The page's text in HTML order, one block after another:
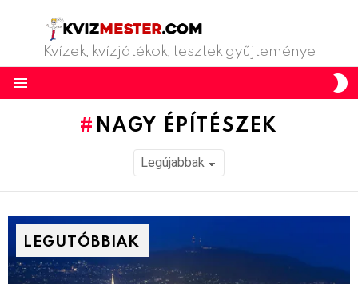
Kvízek, kvízjátékok, tesztek gyűjteménye
NAGY ÉPÍTÉSZEK
LEGUTÓBBIAK